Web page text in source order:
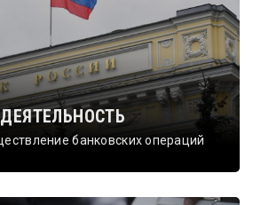
банковских операций